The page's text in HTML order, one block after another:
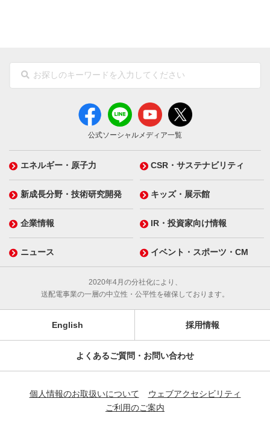
公式ソーシャルメディア一覧
エネルギー・原子力 CSR・サステナビリティ
新成長分野・技術研究開発 キッズ・展示館
企業情報 IR・投資家向け情報
ニュース イベント・スポーツ・CM
2020年4月の分社化により、
送配電事業の一層の中立性・公平性を確保しております。
English 採用情報
よくあるご質問・お問い合わせ
個人情報のお取扱いについて
ウェブアクセシビリティ
ご利用のご案内